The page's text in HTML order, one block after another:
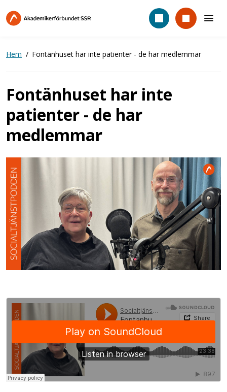
till
Hem Fontänhuset har inte patienter - de har medlemmar
Fontänhuset har inte
patienter - de har
medlemmar